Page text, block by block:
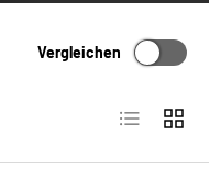
Vergleichen